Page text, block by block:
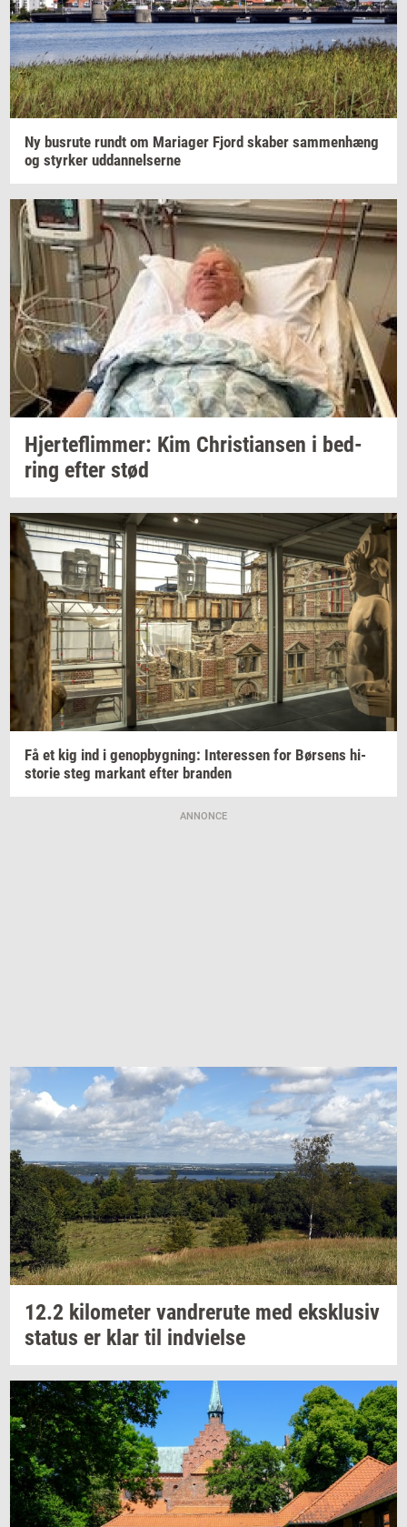
Ny bus­ru­te rundt om Ma­ri­a­ger Fjord ska­ber sam­men­hæng
og styr­ker ud­dan­nel­ser­ne
Hjer­te­flim­mer: Kim Chri­sti­an­sen i bed­
ring efter stød
Få et kig ind i genop­byg­ning: In­ter­es­sen for Bør­sens hi­
sto­rie steg mar­kant efter bran­den
ANNONCE
12.2 ki­lo­me­ter van­dre­ru­te med eks­klu­siv
sta­tus er klar til ind­vi­el­se